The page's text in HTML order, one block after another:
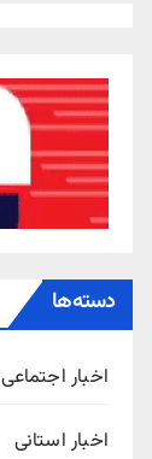
دسته‌ها
اخبار اجتماعی
اخبار استانی